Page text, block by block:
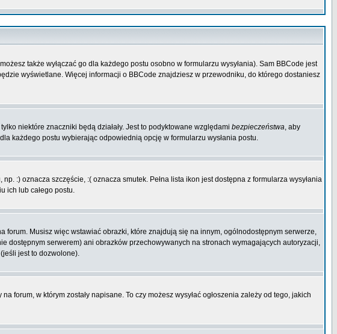
także wyłączać go dla każdego postu osobno w formularzu wysyłania). Sam BBCode jest
wyświetlane. Więcej informacji o BBCode znajdziesz w przewodniku, do którego dostaniesz
niektóre znaczniki będą działały. Jest to podyktowane względami bezpieczeństwa, aby
każdego postu wybierając odpowiednią opcję w formularzu wysłania postu.
:) oznacza szczęście, :( oznacza smutek. Pełna lista ikon jest dostępna z formularza wysyłania
ich lub całego postu.
Musisz więc wstawiać obrazki, które znajdują się na innym, ogólnodostępnym serwerze,
dostępnym serwerem) ani obrazków przechowywanych na stronach wymagających autoryzacji,
jest to dozwolone).
forum, w którym zostały napisane. To czy możesz wysyłać ogłoszenia zależy od tego, jakich